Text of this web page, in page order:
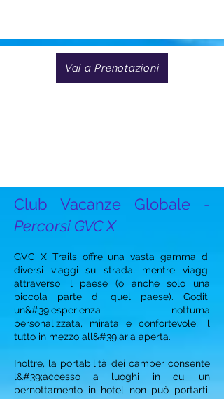
Vai a Prenotazioni
Club Vacanze Globale -
Percorsi GVC X
GVC X Trails offre una vasta gamma di
diversi viaggi su strada, mentre viaggi
attraverso il paese (o anche solo una
piccola parte di quel paese). Goditi
un&#39;esperienza notturna
personalizzata, mirata e confortevole, il
tutto in mezzo all&#39;aria aperta.
Inoltre, la portabilità dei camper consente
l&#39;accesso a luoghi in cui un
pernottamento in hotel non può portarti.